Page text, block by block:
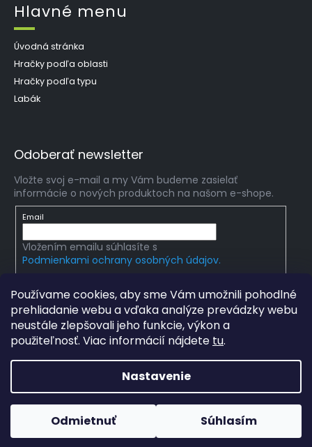
Používame cookies, aby sme Vám umožnili pohodlné
prehliadanie webu a vďaka analýze prevádzky webu
neustále zlepšovali jeho funkcie, výkon a
použiteľnosť. Viac informácií nájdete tu.
Nastavenie
Odmietnuť Súhlasím
Hlavné menu
Úvodná stránka
Hračky podľa oblasti
Hračky podľa typu
Labák
Odoberať newsletter
Vložte svoj e-mail a my Vám budeme zasielať
informácie o nových produktoch na našom e-shope.
Email
Vložením emailu súhlasíte s
Podmienkami ochrany osobných údajov.
Vytvoril Shoptet
mlady-vedec.sk
. Všetky práva
vyhradené.Upraviť nastavenie cookies
Grafický návrh vytvořil a na Shoptet implementoval
Hladatechka s.r.o.